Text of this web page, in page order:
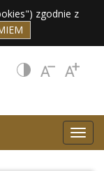
zgodnie z